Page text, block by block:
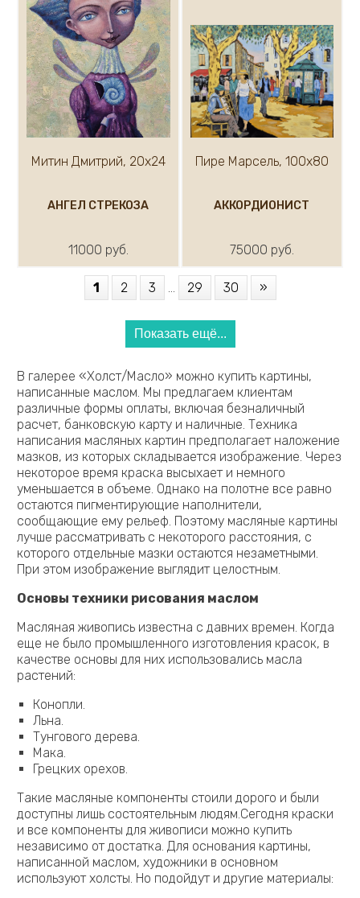
Митин Дмитрий, 20х24
АНГЕЛ СТРЕКОЗА
11000 руб.
Пире Марсель, 100х80
АККОРДИОНИСТ
75000 руб.
1 2 3 29 30 »
Показать ещё...
В галерее «Холст/Масло» можно купить картины,
написанные маслом. Мы предлагаем клиентам
различные формы оплаты, включая безналичный
расчет, банковскую карту и наличные. Техника
написания масляных картин предполагает наложение
мазков, из которых складывается изображение. Через
некоторое время краска высыхает и немного
уменьшается в объеме. Однако на полотне все равно
остаются пигментирующие наполнители,
сообщающие ему рельеф. Поэтому масляные картины
лучше рассматривать с некоторого расстояния, с
которого отдельные мазки остаются незаметными.
При этом изображение выглядит целостным.
Основы техники рисования маслом
Масляная живопись известна с давних времен. Когда
еще не было промышленного изготовления красок, в
качестве основы для них использовались масла
растений:
Конопли.
Льна.
Тунгового дерева.
Мака.
Грецких орехов.
Такие масляные компоненты стоили дорого и были
доступны лишь состоятельным людям.Сегодня краски
и все компоненты для живописи можно купить
независимо от достатка. Для основания картины,
написанной маслом, художники в основном
используют холсты. Но подойдут и другие материалы: